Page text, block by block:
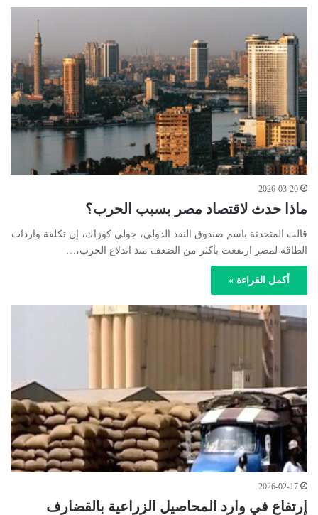
2026-03-20
ماذا حدث لاقتصاد مصر بسبب الحرب؟
قالت المتحدثة باسم صندوق النقد الدولي، جولي كوزاك، إن تكلفة واردات
الطاقة لمصر ارتفعت بأكثر من الضعف منذ اندلاع الحرب،…
أكمل القراءة »
2026-02-17
إرتفاع في وارد المحاصيل الزراعية بالقضارف